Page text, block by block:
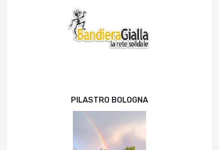
PILASTRO BOLOGNA